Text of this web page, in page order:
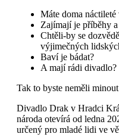
Máte doma
Zajímají je příběhy
Chtěli-by se
výjimečných
Baví je bádat?
A mají rádi divadlo?
Tak to byste neměli
Divadlo Drak v Hradci
národa otevírá od ledna
určený pro mladé lidi ve